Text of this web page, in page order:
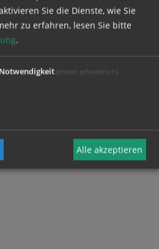
Ihrem Benutzernamen
Sie die Dienste, wie Sie
zu erfahren, lesen Sie bitte
.
(immer erforderlich)
Alle akzeptieren